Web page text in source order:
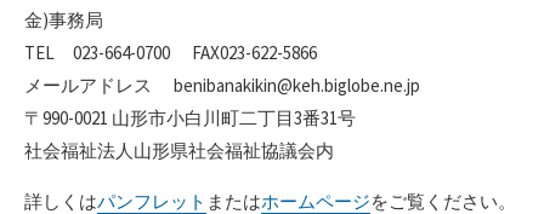
金)事務局
TEL 023-664-0700 FAX023-622-5866
メールアドレス benibanakikin@keh.biglobe.ne.jp
〒990-0021 山形市小白川町二丁目3番31号
社会福祉法人山形県社会福祉協議会内
詳しくはパンフレット またはホームページをご覧ください。